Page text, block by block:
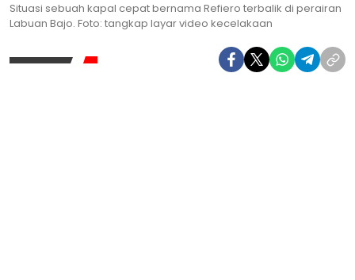
Situasi sebuah kapal cepat bernama Refiero terbalik di perairan
Labuan Bajo. Foto: tangkap layar video kecelakaan